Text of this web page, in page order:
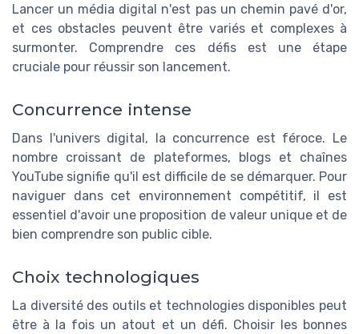
Lancer un média digital n'est pas un chemin pavé d'or,
et ces obstacles peuvent être variés et complexes à
surmonter. Comprendre ces défis est une étape
cruciale pour réussir son lancement.
Concurrence intense
Dans l'univers digital, la concurrence est féroce. Le
nombre croissant de plateformes, blogs et chaînes
YouTube signifie qu'il est difficile de se démarquer. Pour
naviguer dans cet environnement compétitif, il est
essentiel d'avoir une proposition de valeur unique et de
bien comprendre son public cible.
Choix technologiques
La diversité des outils et technologies disponibles peut
être à la fois un atout et un défi. Choisir les bonnes